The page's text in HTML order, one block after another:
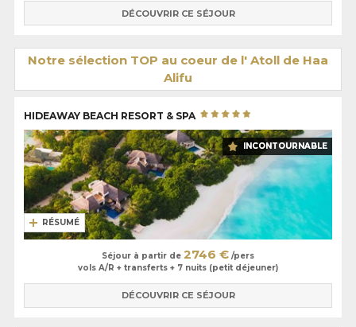
DÉCOUVRIR CE SÉJOUR
Notre sélection TOP au coeur de l' Atoll de Haa
Alifu
HIDEAWAY BEACH RESORT & SPA
INCONTOURNABLE
RÉSUMÉ
Séjour à partir de 2746 € /pers
vols A/R + transferts + 7 nuits (petit déjeuner)
DÉCOUVRIR CE SÉJOUR